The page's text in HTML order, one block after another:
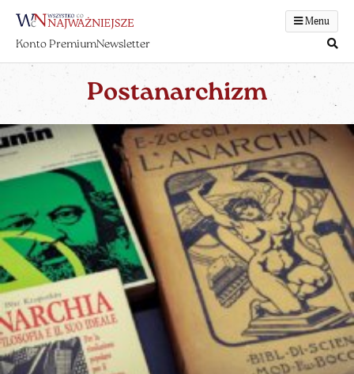
Menu
Konto PremiumNewsletter
Postanarchizm